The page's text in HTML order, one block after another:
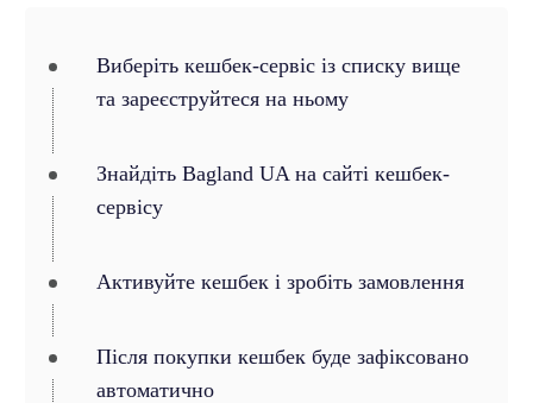
Виберіть кешбек-сервіс із списку вище
та зареєструйтеся на ньому
Знайдіть Bagland UA на сайті кешбек-
сервісу
Активуйте кешбек і зробіть замовлення
Після покупки кешбек буде зафіксовано
автоматично